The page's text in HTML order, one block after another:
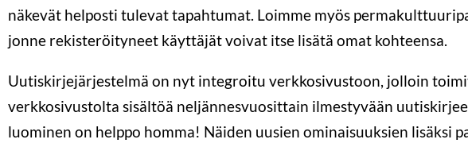
näkevät helposti tulevat tapahtumat. Loimme myös
jonne rekisteröityneet käyttäjät voivat itse lisätä omat kohteensa.
Uutiskirjejärjestelmä on nyt integroitu verkkosivustoon, jolloin
verkkosivustolta sisältöä neljännesvuosittain ilmestyvään
luominen on helppo homma! Näiden uusien ominaisuuksien lisäksi